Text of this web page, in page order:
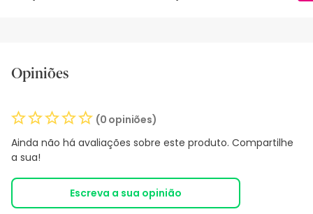
Opiniões
(0 opiniões)
Ainda não há avaliações sobre este produto. Compartilhe
a sua!
Escreva a sua opinião